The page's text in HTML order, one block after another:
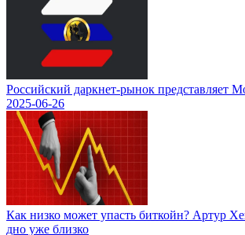
Российский даркнет-рынок представляет
2025-06-26
Как низко может упасть биткойн? Артур
дно уже близко